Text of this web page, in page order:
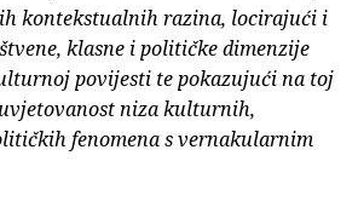
kontekstualnih razina, locirajući i
klasne i političke dimenzije
povijesti te pokazujući na toj
niza kulturnih,
fenomena s vernakularnim